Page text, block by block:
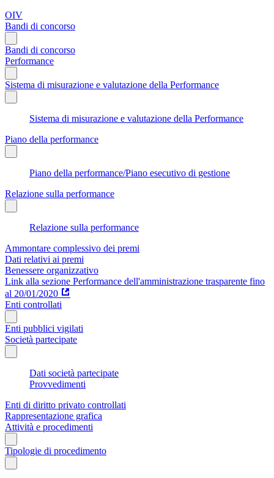
OIV
Bandi di concorso
Bandi di concorso
Performance
Sistema di misurazione e valutazione della Performance
Sistema di misurazione e valutazione della Performance
Piano della performance
Piano della performance/Piano esecutivo di gestione
Relazione sulla performance
Relazione sulla performance
Ammontare complessivo dei premi
Dati relativi ai premi
Benessere organizzativo
Link alla sezione Performance dell'amministrazione trasparente fino
al 20/01/2020
Enti controllati
Enti pubblici vigilati
Società partecipate
Dati società partecipate
Provvedimenti
Enti di diritto privato controllati
Rappresentazione grafica
Attività e procedimenti
Tipologie di procedimento